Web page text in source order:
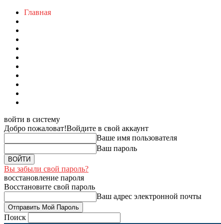
Главная
войти в систему
Добро пожаловат!Войдите в свой аккаунт
Ваше имя пользователя
Ваш пароль
Вы забыли свой пароль?
восстановление пароля
Восстановите свой пароль
Ваш адрес электронной почты
Поиск